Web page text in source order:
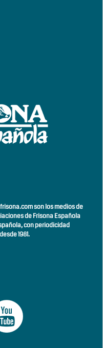
son los medios de
de Frisona Española
conperiodicidad
1981.